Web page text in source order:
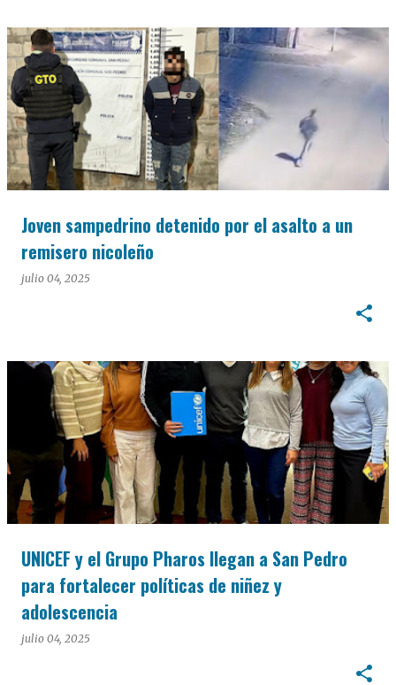
Joven sampedrino detenido por el asalto a un
remisero nicoleño
julio 04, 2025
UNICEF y el Grupo Pharos llegan a San Pedro
para fortalecer políticas de niñez y
adolescencia
julio 04, 2025